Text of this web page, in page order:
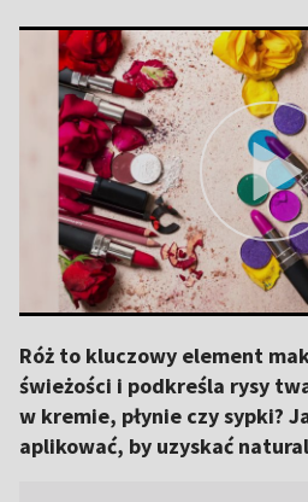
Róż to kluczowy element
świeżości i podkreśla rysy
w kremie, płynie czy sypki?
aplikować, by uzyskać